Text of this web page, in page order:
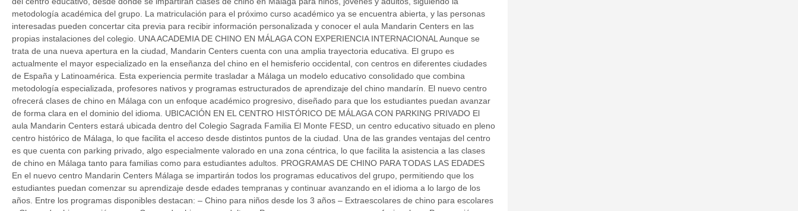
metodología académica del grupo. La matriculación para el próximo curso académico ya se encuentra abierta, y las personas
interesadas pueden concertar cita previa para recibir información personalizada y conocer el aula Mandarin Centers en las
propias instalaciones del colegio. UNA ACADEMIA DE CHINO EN MÁLAGA CON EXPERIENCIA INTERNACIONAL Aunque se
trata de una nueva apertura en la ciudad, Mandarin Centers cuenta con una amplia trayectoria educativa. El grupo es
actualmente el mayor especializado en la enseñanza del chino en el hemisferio occidental, con centros en diferentes ciudades
de España y Latinoamérica. Esta experiencia permite trasladar a Málaga un modelo educativo consolidado que combina
metodología especializada, profesores nativos y programas estructurados de aprendizaje del chino mandarín. El nuevo centro
ofrecerá clases de chino en Málaga con un enfoque académico progresivo, diseñado para que los estudiantes puedan avanzar
de forma clara en el dominio del idioma. UBICACIÓN EN EL CENTRO HISTÓRICO DE MÁLAGA CON PARKING PRIVADO El
aula Mandarin Centers estará ubicada dentro del Colegio Sagrada Familia El Monte FESD, un centro educativo situado en pleno
centro histórico de Málaga, lo que facilita el acceso desde distintos puntos de la ciudad. Una de las grandes ventajas del centro
es que cuenta con parking privado, algo especialmente valorado en una zona céntrica, lo que facilita la asistencia a las clases
de chino en Málaga tanto para familias como para estudiantes adultos. PROGRAMAS DE CHINO PARA TODAS LAS EDADES
En el nuevo centro Mandarin Centers Málaga se impartirán todos los programas educativos del grupo, permitiendo que los
estudiantes puedan comenzar su aprendizaje desde edades tempranas y continuar avanzando en el idioma a lo largo de los
años. Entre los programas disponibles destacan: – Chino para niños desde los 3 años – Extraescolares de chino para escolares